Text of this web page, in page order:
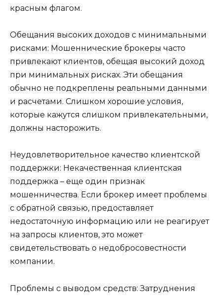
красным флагом.
Обещания высоких доходов с минимальными
рисками: Мошеннические брокеры часто
привлекают клиентов, обещая высокий доход
при минимальных рисках. Эти обещания
обычно не подкреплены реальными данными
и расчетами. Слишком хорошие условия,
которые кажутся слишком привлекательными,
должны насторожить.
Неудовлетворительное качество клиентской
поддержки: Некачественная клиентская
поддержка – еще один признак
мошенничества. Если брокер имеет проблемы
с обратной связью, предоставляет
недостаточную информацию или не реагирует
на запросы клиентов, это может
свидетельствовать о недобросовестности
компании.
Проблемы с выводом средств: Затруднения